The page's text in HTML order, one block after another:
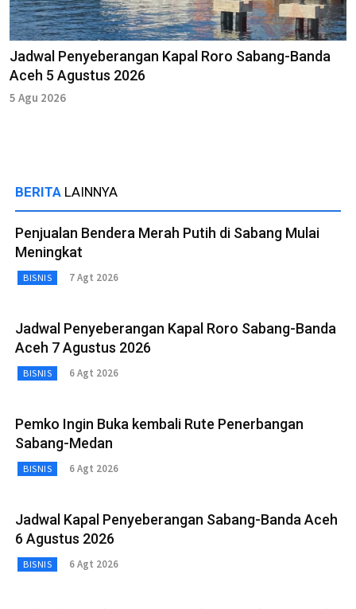
Jadwal Penyeberangan Kapal Roro Sabang-Banda
Aceh 5 Agustus 2026
5 Agu 2026
BERITA LAINNYA
Penjualan Bendera Merah Putih di Sabang Mulai
Meningkat
BISNIS 7 Agt 2026
Jadwal Penyeberangan Kapal Roro Sabang-Banda
Aceh 7 Agustus 2026
BISNIS 6 Agt 2026
Pemko Ingin Buka kembali Rute Penerbangan
Sabang-Medan
BISNIS 6 Agt 2026
Jadwal Kapal Penyeberangan Sabang-Banda Aceh
6 Agustus 2026
BISNIS 6 Agt 2026